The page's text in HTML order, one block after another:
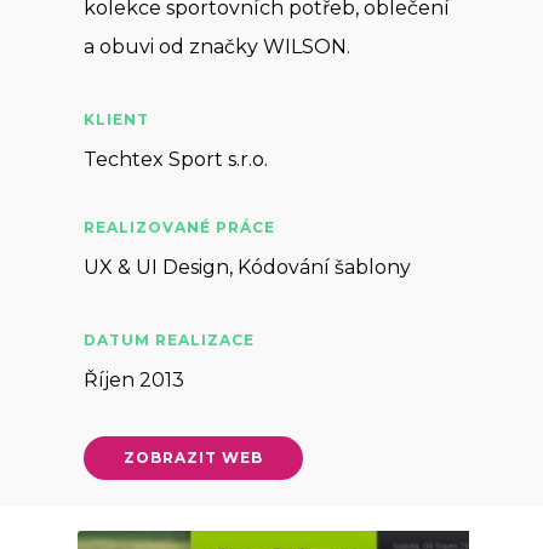
kolekce sportovních potřeb, oblečení
a obuvi od značky WILSON.
KLIENT
Techtex Sport s.r.o.
REALIZOVANÉ PRÁCE
UX & UI Design, Kódování šablony
DATUM REALIZACE
Říjen 2013
ZOBRAZIT WEB